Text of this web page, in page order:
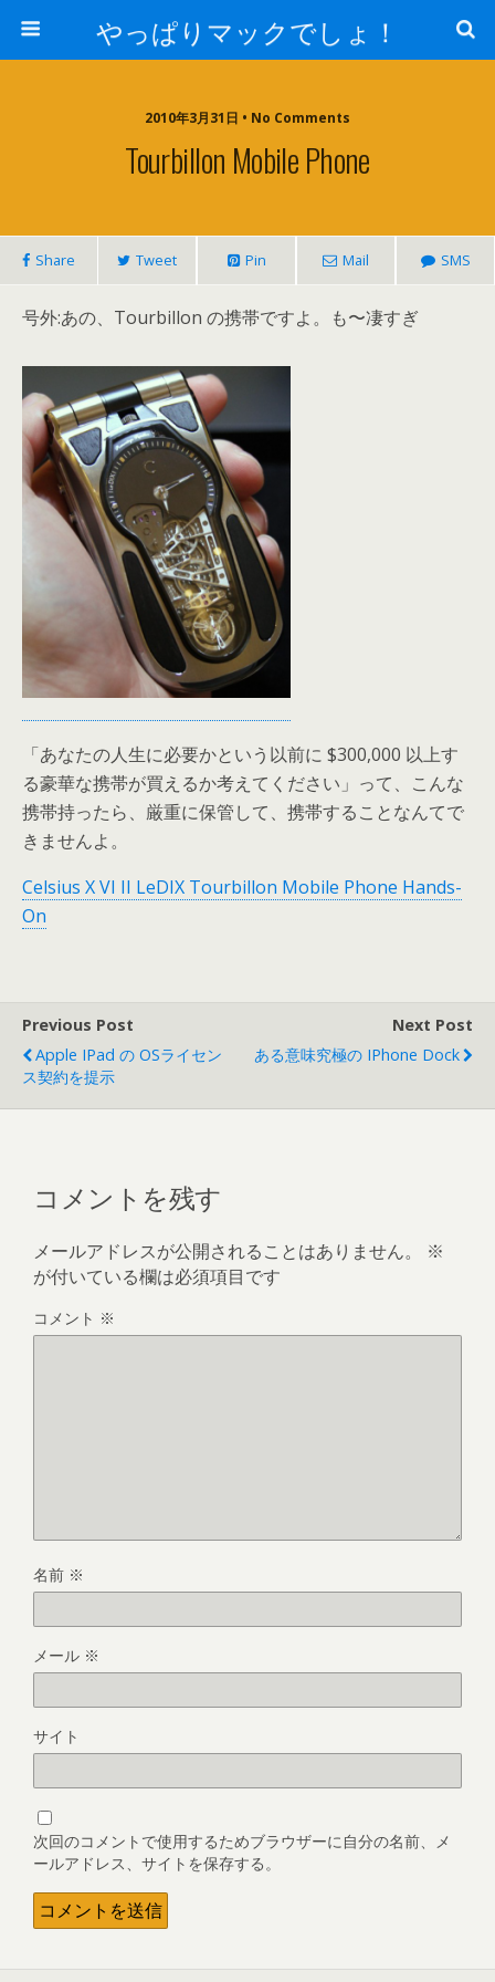
やっぱりマックでしょ！
2010年3月31日 • No Comments
Tourbillon Mobile Phone
Share Tweet Pin Mail SMS
号外:あの、Tourbillon の携帯ですよ。も〜凄すぎ
「あなたの人生に必要かという以前に $300,000 以上す
る豪華な携帯が買えるか考えてください」って、こんな
携帯持ったら、厳重に保管して、携帯することなんてで
きませんよ。
Celsius X VI II LeDIX Tourbillon Mobile Phone Hands-
On
Previous Post
Apple IPad の OSライセン
ス契約を提示
Next Post
ある意味究極の IPhone Dock
コメントを残す
メールアドレスが公開されることはありません。
※
が付いている欄は必須項目です
コメント ※
名前 ※
メール ※
サイト
次回のコメントで使用するためブラウザーに自分の名前、メ
ールアドレス、サイトを保存する。